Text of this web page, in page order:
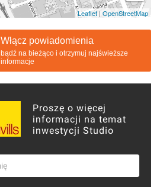
Leaflet | OpenStreetMap
Włącz powiadomienia
bądź na bieżąco i otrzymuj najświeższe
informacje
Proszę o więcej
informacji na temat
inwestycji Studio